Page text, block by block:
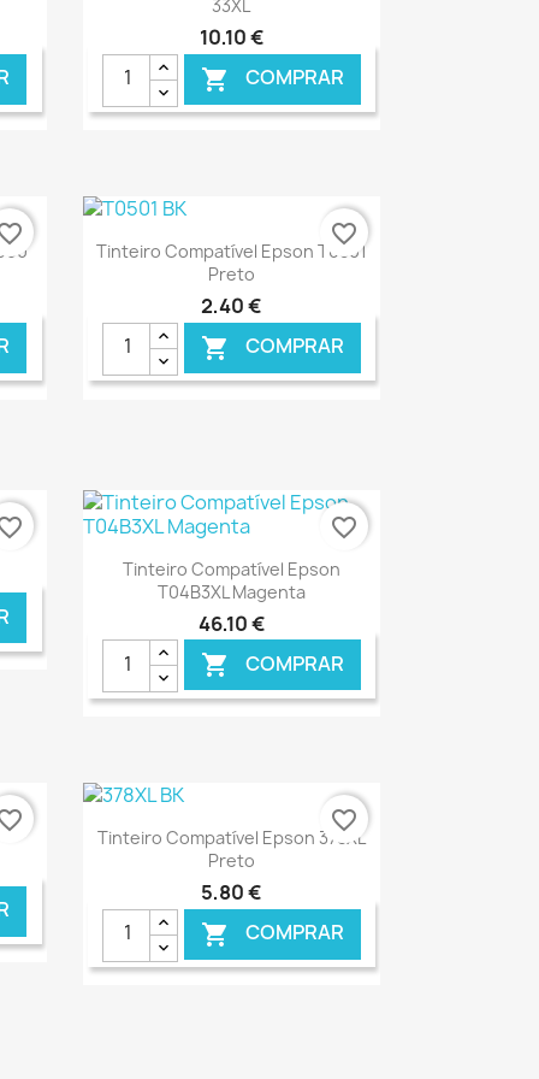
33XL
10,10 €
 COMPRAR
Ver+
Tinteiro Compatível Epson T0501
Preto
2,40 €
 COMPRAR
favorite_border
Ver+
Tinteiro Compatível Epson
T04B3XL Magenta
46,10 €
 COMPRAR
favorite_border
Ver+
Tinteiro Compatível Epson 378XL
Preto
5,80 €
 COMPRAR
favorite_border